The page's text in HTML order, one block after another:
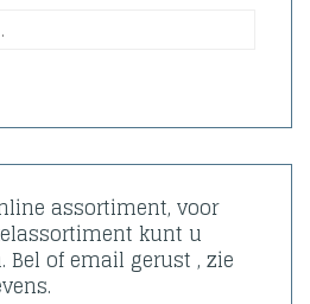
assortiment, voor
kunt u
of email gerust , zie